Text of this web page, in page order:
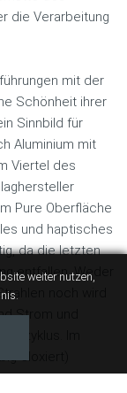
die Verarbeitung
mit der
Schönheit ihrer
Sinnbild für
Aluminium mit
Viertel des
Pure Oberfläche
und haptisches
da die letzten
entfallen. Weder
noch wird
Strom und
Im
eloxiert)
weiter nutzen,